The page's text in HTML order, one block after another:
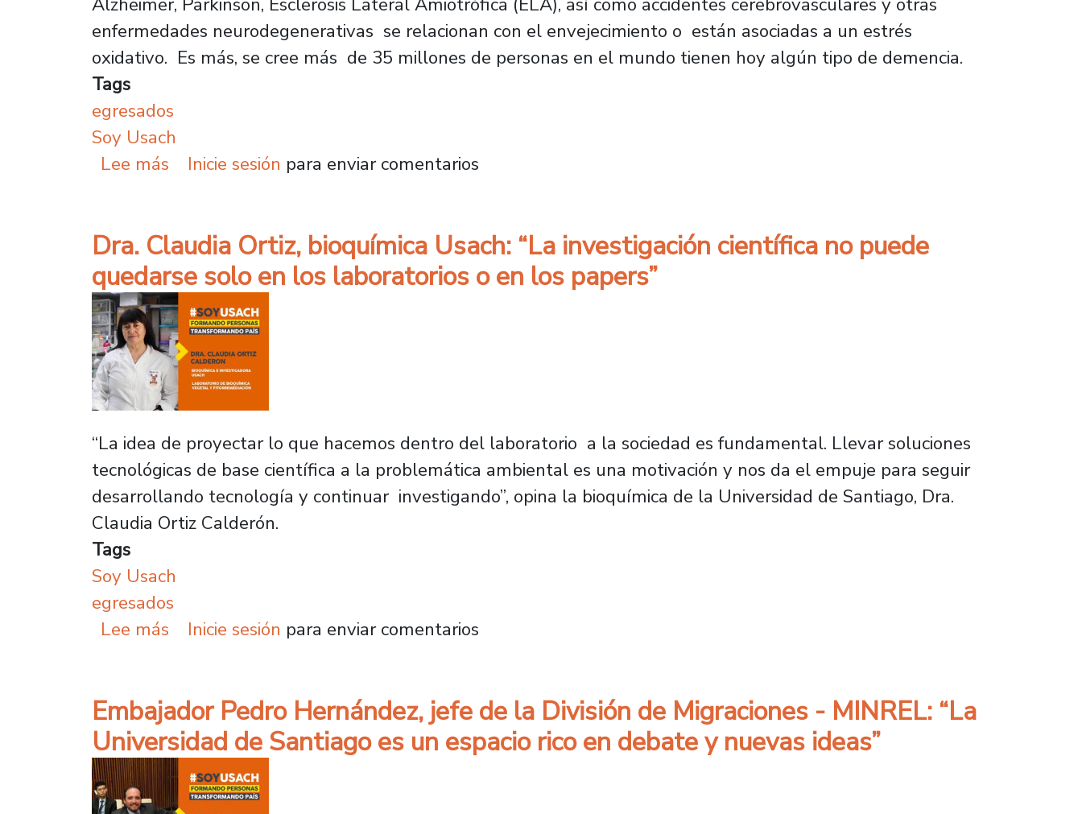
enfermedades neurodegenerativas se relacionan con el envejecimiento o están asociadas a un estrés
oxidativo. Es más, se cree más de 35 millones de personas en el mundo tienen hoy algún tipo de demencia.
Tags
egresados
Soy Usach
Lee más sobre Elisa Zúñiga, Bioquímica y Doctora en Química: “La Usach nos enseña que los sueños no tienen límites y
Inicie sesión para enviar comentarios
Dra. Claudia Ortiz, bioquímica Usach: “La investigación científica no puede
quedarse solo en los laboratorios o en los papers”
“La idea de proyectar lo que hacemos dentro del laboratorio a la sociedad es fundamental. Llevar soluciones
tecnológicas de base científica a la problemática ambiental es una motivación y nos da el empuje para seguir
desarrollando tecnología y continuar investigando”, opina la bioquímica de la Universidad de Santiago, Dra.
Claudia Ortiz Calderón.
Tags
Soy Usach
egresados
Lee más sobre Dra. Claudia Ortiz, bioquímica Usach: “La investigación científica no puede quedarse solo en los
Inicie sesión para enviar comentarios
Embajador Pedro Hernández, jefe de la División de Migraciones - MINREL: “La
Universidad de Santiago es un espacio rico en debate y nuevas ideas”